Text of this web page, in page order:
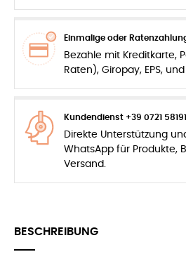
Einmalige oder
Bezahle mit Kreditkarte,
Raten), Giropay, EPS,
Kundendienst +39 0721
Direkte Unterstützung
WhatsApp für Produkte,
Versand.
BESCHREIBUNG